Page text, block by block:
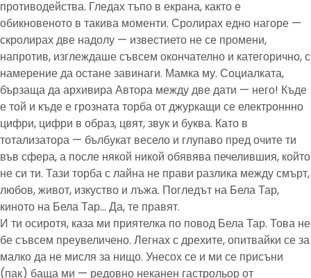
противодейства. Гледах тъпо в екрана, както е
обикновеното в такива моменти. Сролирах едно нагоре —
скролирах две надолу — известието не се промени,
напротив, изглеждаше съвсем окончателно и категорично, с
намерение да остане завинаги. Мамка му. Социалката,
бързаща да архивира Автора между две дати — него! Къде
е той и къде е грозната торба от джуркащи се електроннно
цифри, цифри в образ, цвят, звук и буква. Като в
тотализатора — бълбукат весело и глупаво пред очите ти
във сфера, а после някой никой обявява печелившия, който
не си ти. Тази торба с лайна не прави разлика между смърт,
любов, живот, изкуство и лъжа. Погледът на Бела Тар,
киното на Бела Тар… Да, те правят.
И ти осиротя, каза ми приятелка по повод Бела Тар. Това не
бе съвсем преувеличено. Легнах с дрехите, опитвайки се за
малко да не мисля за нищо. Унесох се и ми се присъни
(пак) баща ми — редовно неканен гастрольор от